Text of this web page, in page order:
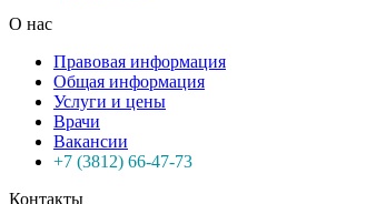
О нас
Правовая информация
Общая информация
Услуги и цены
Врачи
Вакансии
+7 (3812) 66-47-73
Контакты